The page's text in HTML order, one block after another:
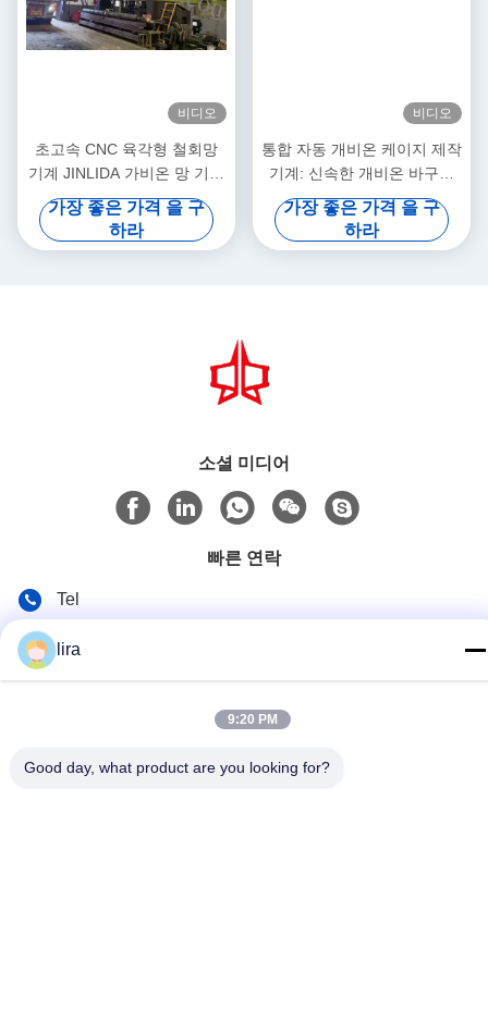
비디오
초고속 CNC 육각형 철회망
기계 JINLIDA 가비온 망 기계
제조
가장 좋은 가격 을 구
하라
비디오
통합 자동 개비온 케이지 제작
기계: 신속한 개비온 바구니
생산을 위한 산업 조립 라인
가장 좋은 가격 을 구
하라
소셜 미디어
빠른 연락
Tel
이메일
No.102의 Yungu 도로, Zhutang 도시, Jiangyin 시, 장쑤성, 중
lira
9:20 PM
Good day, what product are you looking for?